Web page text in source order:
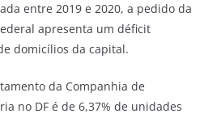
entre 2019 e 2020, a pedido da
apresenta um déficit
domicílios da capital.
da Companhia de
no DF é de 6,37% de unidades